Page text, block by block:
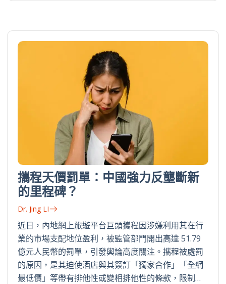
攜程天價罰單：中國強力反壟斷新
的里程碑？
Dr. Jing LI
近日，內地網上旅遊平台巨頭攜程因涉嫌利用其在行
業的市場支配地位盈利，被監管部門開出高達 51.79
億元人民幣的罰單，引發輿論高度關注。攜程被處罰
的原因，是其迫使酒店與其簽訂「獨家合作」「全網
最低價」等帶有排他性或變相排他性的條款，限制…